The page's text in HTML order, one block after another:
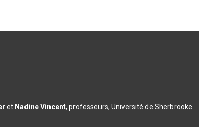
et Nadine Vincent, professeurs, Université de Sherbrooke